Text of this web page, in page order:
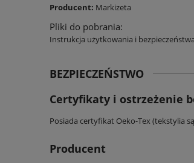
Producent: Markizeta
Pliki do pobrania:
Instrukcja użytkowania i
BEZPIECZEŃSTWO
Certyfikaty i ostrzeżenie
Posiada certyfikat Oeko-Tex (tekstylia
Producent